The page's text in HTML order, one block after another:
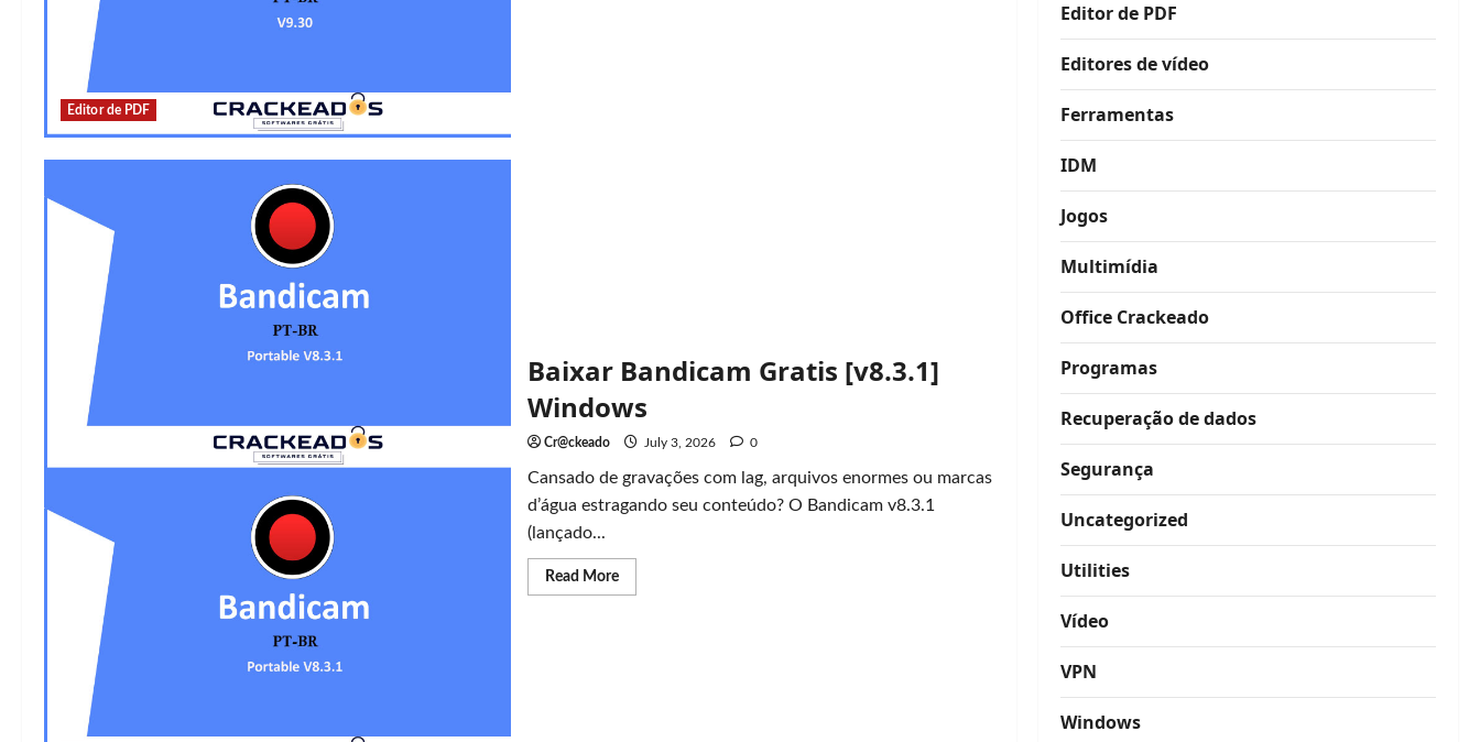
Editor de PDF
Baixar Bandicam Gratis [v8.3.1]
Windows
Cr@ckeado July 3, 2026 0
Cansado de gravações com lag, arquivos enormes ou marcas
d’água estragando seu conteúdo? O Bandicam v8.3.1
(lançado...
Read MoreRead
more
Editor de PDF
Editores de vídeo
Ferramentas
IDM
Jogos
Multimídia
Office Crackeado
Programas
Recuperação de dados
Segurança
Uncategorized
Utilities
Vídeo
VPN
Windows